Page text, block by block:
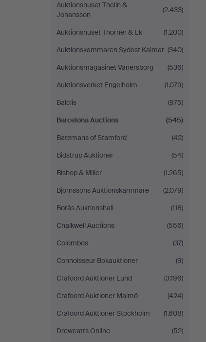
Auktionshuset Thelin &
Johansson
(2.433)
Auktionshuset Thörner & Ek
(1.200)
Auktionskammaren Sydost Kalmar (340)
Auktionsmagasinet Vänersborg
(536)
Auktionsverket Engelholm
(1.079)
Balclis
(975)
Barcelona Auctions
(545)
Batemans of Stamford
(42)
Bidstrup Auktioner
(54)
Bishop & Miller
(1.265)
Björnssons Auktionskammare
(2.079)
Borås Auktionshall
(118)
Chalkwell Auctions
(556)
Colombos
(37)
Connoisseur Bokauktioner
(9)
Crafoord Auktioner Lund
(3.196)
Crafoord Auktioner Malmö
(424)
Crafoord Auktioner Stockholm
(1.608)
Dreweatts Online
(52)